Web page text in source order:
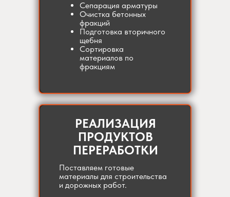
Поставляем готовые
материалы для строительства
и дорожных работ.
РЕАЛИЗАЦИЯ
ПРОДУКТОВ
ПЕРЕРАБОТКИ
Сепарация арматуры
Очистка бетонных
фракций
Подготовка вторичного
щебня
Сортировка
материалов по
фракциям